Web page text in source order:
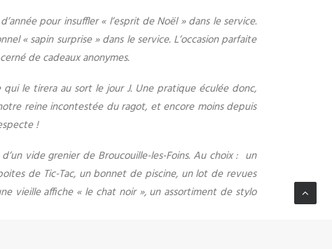
pour insuffler « l’esprit de Noël » dans le service.
« sapin surprise » dans le service. L’occasion parfaite
de cadeaux anonymes.
le tirera au sort le jour J. Une pratique éculée donc,
reine incontestée du ragot, et encore moins depuis
!
vide grenier de Broucouille-les-Foins. Au choix : un
de Tic-Tac, un bonnet de piscine, un lot de revues
vieille affiche « le chat noir », un assortiment de stylo